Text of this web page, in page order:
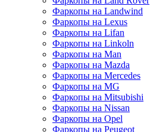
Фаркопы на Landwind
Фаркопы на Lexus
Фаркопы на Lifan
Фаркопы на Linkoln
Фаркопы на Man
Фаркопы на Mazda
Фаркопы на Mercedes
Фаркопы на MG
Фаркопы на Mitsubishi
Фаркопы на Nissan
Фаркопы на Opel
Фаркопы на Peugeot